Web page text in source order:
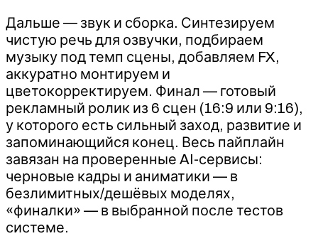
Дальше — звук и сборка. Синтезируем
чистую речь для озвучки, подбираем
музыку под темп сцены, добавляем FX,
аккуратно монтируем и
цветокорректируем. Финал — готовый
рекламный ролик из 6 сцен (16:9 или 9:16),
у которого есть сильный заход, развитие и
запоминающийся конец. Весь пайплайн
завязан на проверенные AI-сервисы:
черновые кадры и аниматики — в
безлимитных/дешёвых моделях,
«финалки» — в выбранной после тестов
системе.